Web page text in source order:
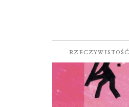
RZECZYWISTOŚĆ